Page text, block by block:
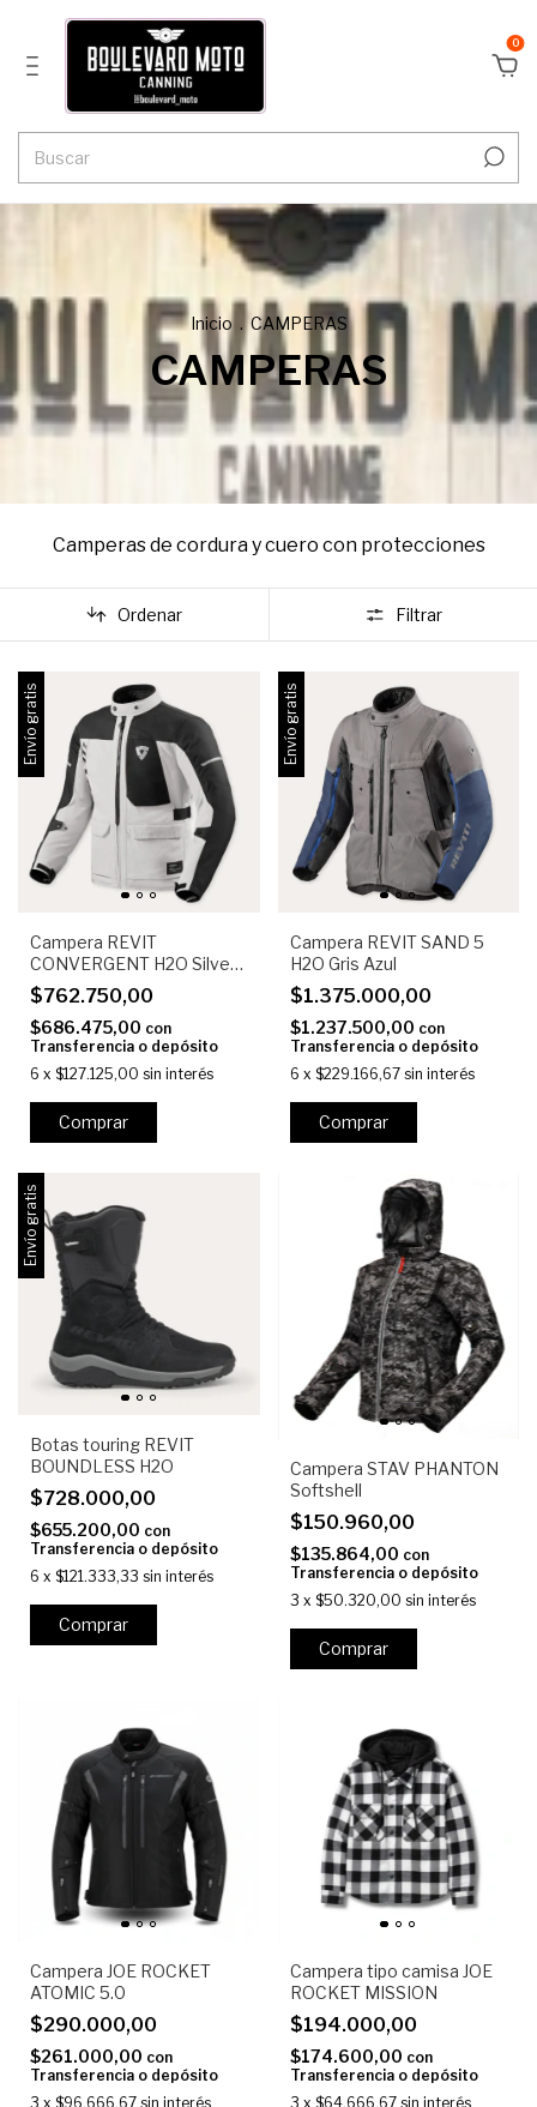
0
Inicio . CAMPERAS
CAMPERAS
Camperas de cordura y cuero con protecciones
Ordenar Filtrar
Envío gratis
Campera REVIT
CONVERGENT H2O Silver
Black
$762.750,00
$686.475,00 con
Transferencia o depósito
6 x $127.125,00 sin interés
Comprar
Envío gratis
Campera REVIT SAND 5
H2O Gris Azul
$1.375.000,00
$1.237.500,00 con
Transferencia o depósito
6 x $229.166,67 sin interés
Comprar
Envío gratis
Botas touring REVIT
BOUNDLESS H2O
$728.000,00
$655.200,00 con
Transferencia o depósito
6 x $121.333,33 sin interés
Comprar
Campera STAV PHANTON
Softshell
$150.960,00
$135.864,00 con
Transferencia o depósito
3 x $50.320,00 sin interés
Comprar
Campera JOE ROCKET
ATOMIC 5.0
$290.000,00
$261.000,00 con
Transferencia o depósito
3 x $96.666,67 sin interés
Campera tipo camisa JOE
ROCKET MISSION
$194.000,00
$174.600,00 con
Transferencia o depósito
3 x $64.666,67 sin interés